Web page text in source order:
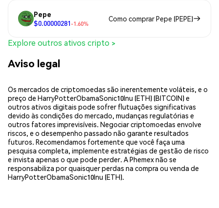
Pepe
$0.00000281-1.60%
Como comprar Pepe (PEPE)
Explore outros ativos cripto >
Aviso legal
Os mercados de criptomoedas são inerentemente voláteis, e o
preço de HarryPotterObamaSonic10Inu (ETH) (BITCOIN) e
outros ativos digitais pode sofrer flutuações significativas
devido às condições do mercado, mudanças regulatórias e
outros fatores imprevisíveis. Negociar criptomoedas envolve
riscos, e o desempenho passado não garante resultados
futuros. Recomendamos fortemente que você faça uma
pesquisa completa, implemente estratégias de gestão de risco
e invista apenas o que pode perder. A Phemex não se
responsabiliza por quaisquer perdas na compra ou venda de
HarryPotterObamaSonic10Inu (ETH).